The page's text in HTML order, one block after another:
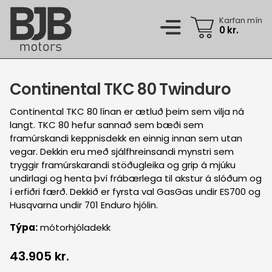
Skip
main
content
Vörur
Aukahlutir
Dekk
Jaðarsportsdekk
Jaðarsportsfelgur
Keppnisdekk
Felgur
Gæludýravörur
Þjónusta
Almenn verkstæðisþjónusta
Dekkjahótel
Felguviðgerðaþjónusta
Hjólbarðaþjónusta
Pústþjónusta
Smurþjónusta
Fyrirtækjalausnir
Flotaþjónusta
Iðnaðardekk
Um okkur
BJB (um okkur)
Contact us
07:45 - 12:05 & 12:45 - 16:00
Karfan mín
0kr.
Continental TKC 80 Twinduro
Continental TKC 80 línan er ætluð þeim sem vilja ná
langt. TKC 80 hefur sannað sem bæði sem
framúrskandi keppnisdekk en einnig innan sem utan
vegar. Dekkin eru með sjálfhreinsandi mynstri sem
tryggir framúrskarandi stöðugleika og grip á mjúku
undirlagi og henta því frábærlega til akstur á slóðum og
í erfiðri færð. Dekkið er fyrsta val GasGas undir ES700 og
Husqvarna undir 701 Enduro hjólin.
Týpa: mótorhjóladekk
43.905 kr.